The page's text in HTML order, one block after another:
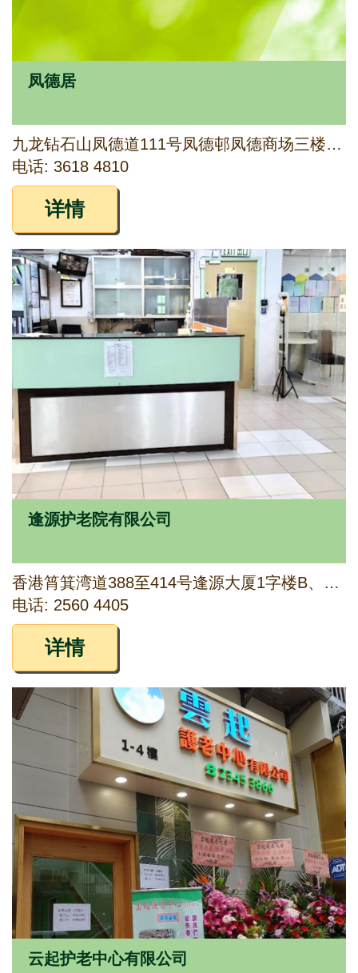
凤德居
九龙钻石山凤德道111号凤德邨凤德商场三楼303A室
电话: 3618 4810
详情
逢源护老院有限公司
香港筲箕湾道388至414号逢源大厦1字楼B、B1、C、C1及D室
电话: 2560 4405
详情
云起护老中心有限公司